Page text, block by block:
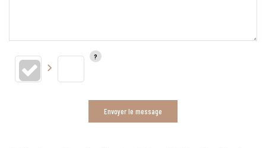
Envoyer le message